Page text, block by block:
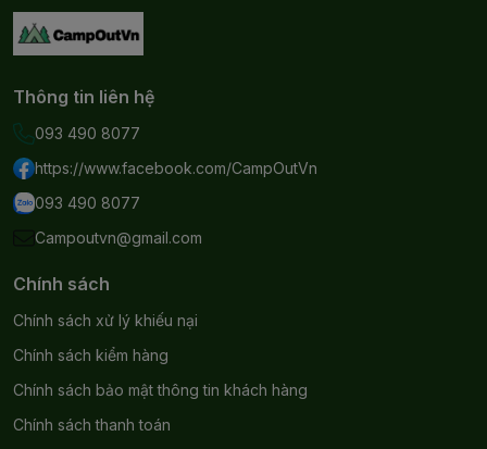
Thông tin liên hệ
093 490 8077
https://www.facebook.com/CampOutVn
093 490 8077
Campoutvn@gmail.com
Chính sách
Chính sách xử lý khiếu nại
Chính sách kiểm hàng
Chính sách bảo mật thông tin khách hàng
Chính sách thanh toán